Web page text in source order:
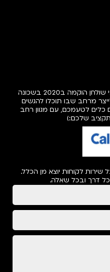
פעמיפו, חנות לכלי חד פעמי ועיצובי שולחן הוקמה ב2020 בשכונה
מרחב שבו תוכלו להגשים
לטעמכם, עם מגוון רחב
שלכם:)
שירות לקוחות יוצא מן הכלל.
דרך ובכל שאלה.